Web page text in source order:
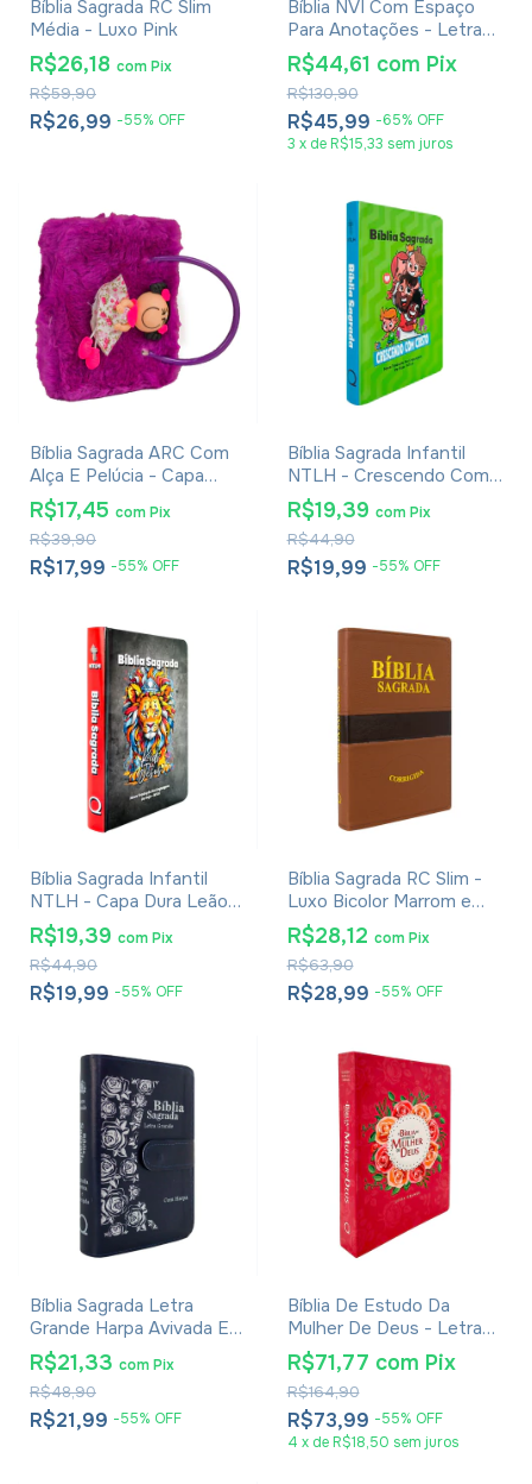
Bíblia Sagrada RC Slim
Média - Luxo Pink
R$26,99 -55% OFF
R$59,90
R$26,18 comPix
Bíblia NVI Com Espaço
Para Anotações - Letra
Média - Capa Espiral Rei
Dos Reis
R$45,99 -65% OFF
R$130,90
R$44,61 com Pix
3 x de R$15,33 sem juros
Bíblia Sagrada ARC Com
Alça E Pelúcia - Capa
Roxa
R$17,99 -55% OFF
R$39,90
R$17,45 comPix
Bíblia Sagrada Infantil
NTLH - Crescendo Com
Cristo - Capa Dura Verde
Claro
R$19,99 -55% OFF
R$44,90
R$19,39 com Pix
Bíblia Sagrada Infantil
NTLH - Capa Dura Leão
Cinza
R$19,99 -55% OFF
R$44,90
R$19,39 comPix
Bíblia Sagrada RC Slim -
Luxo Bicolor Marrom e
Preto
R$28,99 -55% OFF
R$63,90
R$28,12 com Pix
Bíblia Sagrada Letra
Grande Harpa Avivada E
Corinhos - Carteira Azul
R$21,99 -55% OFF
R$48,90
R$21,33 comPix
Bíblia De Estudo Da
Mulher De Deus - Letra
Grande - Capa Dura Pink
R$73,99 -55% OFF
R$164,90
R$71,77 com Pix
4 x de R$18,50 sem juros